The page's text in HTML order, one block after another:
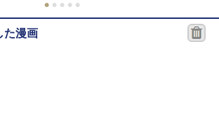
● ● ● ● ●
た漫画